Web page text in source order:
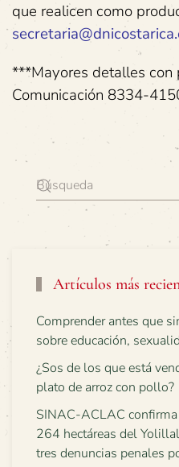
que realicen como
***Mayores detalles con
Comunicación 8334-
Artículos más
Comprender antes que
sobre educación,
¿Sos de los que está
plato de arroz con pollo?
SINAC-ACLAC
264 hectáreas del
tres denuncias penales